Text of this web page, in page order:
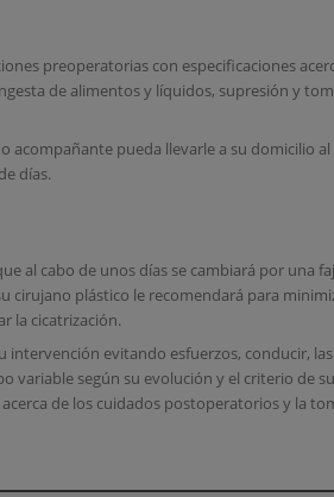
preoperatorias con especificaciones
de alimentos y líquidos, supresión y
acompañante pueda llevarle a su domicilio al
días.
al cabo de unos días se cambiará por una
cirujano plástico le recomendará para
la cicatrización.
intervención evitando esfuerzos, conducir,
variable según su evolución y el criterio de
de los cuidados postoperatorios y la